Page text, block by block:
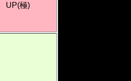
UP(極)